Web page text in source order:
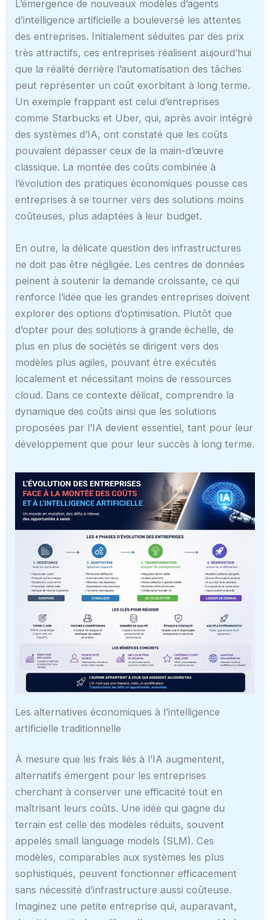
L’émergence de nouveaux modèles d’agents
d’intelligence artificielle a bouleversé les attentes
des entreprises. Initialement séduites par des prix
très attractifs, ces entreprises réalisent aujourd’hui
que la réalité derrière l’automatisation des tâches
peut représenter un coût exorbitant à long terme.
Un exemple frappant est celui d’entreprises
comme Starbucks et Uber, qui, après avoir intégré
des systèmes d’IA, ont constaté que les coûts
pouvaient dépasser ceux de la main-d’œuvre
classique. La montée des coûts combinée à
l’évolution des pratiques économiques pousse ces
entreprises à se tourner vers des solutions moins
coûteuses, plus adaptées à leur budget.
En outre, la délicate question des infrastructures
ne doit pas être négligée. Les centres de données
peinent à soutenir la demande croissante, ce qui
renforce l’idée que les grandes entreprises doivent
explorer des options d’optimisation. Plutôt que
d’opter pour des solutions à grande échelle, de
plus en plus de sociétés se dirigent vers des
modèles plus agiles, pouvant être exécutés
localement et nécessitant moins de ressources
cloud. Dans ce contexte délicat, comprendre la
dynamique des coûts ainsi que les solutions
proposées par l’IA devient essentiel, tant pour leur
développement que pour leur succès à long terme.
Les alternatives économiques à l’intelligence
artificielle traditionnelle
À mesure que les frais liés à l’IA augmentent,
alternatifs émergent pour les entreprises
cherchant à conserver une efficacité tout en
maîtrisant leurs coûts. Une idée qui gagne du
terrain est celle des modèles réduits, souvent
appelés small language models (SLM). Ces
modèles, comparables aux systèmes les plus
sophistiqués, peuvent fonctionner efficacement
sans nécessité d’infrastructure aussi coûteuse.
Imaginez une petite entreprise qui, auparavant,